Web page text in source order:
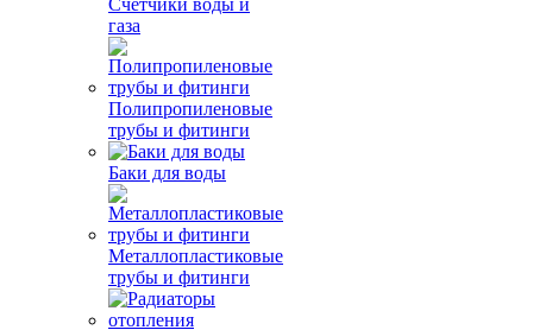
Счетчики воды и
газа
Полипропиленовые
трубы и фитинги
Баки для воды
Металлопластиковые
трубы и фитинги